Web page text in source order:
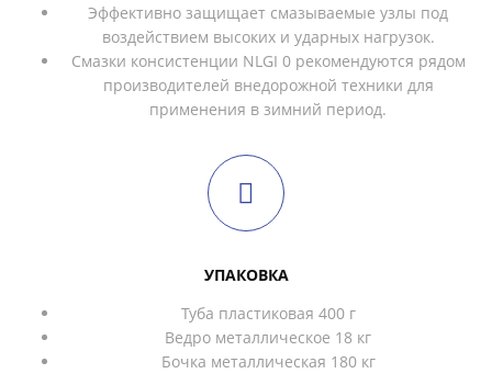
Эффективно защищает смазываемые узлы под
воздействием высоких и ударных нагрузок.
Смазки консистенции NLGI 0 рекомендуются рядом
производителей внедорожной техники для
применения в зимний период.
УПАКОВКА
Туба пластиковая 400 г
Ведро металлическое 18 кг
Бочка металлическая 180 кг